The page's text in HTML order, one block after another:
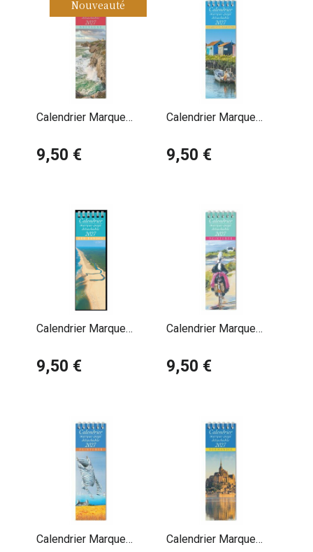
Nouveauté
Calendrier Marque
Côte
9,50 €
Calendrier Marque
Maritime
9,50 €
Calendrier Marque
Landes
9,50 €
Calendrier Marque
Charles Gharlic
9,50 €
Calendrier Marque
Calendrier Marque